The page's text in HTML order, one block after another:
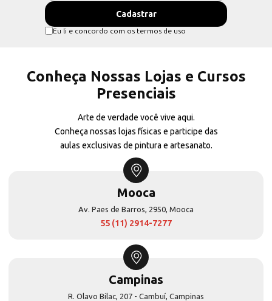
Eu li e concordo com os termos de uso
Conheça Nossas Lojas e Cursos
Presenciais
Arte de verdade você vive aqui.
Conheça nossas lojas físicas e participe das
aulas exclusivas de pintura e artesanato.
Mooca
Av. Paes de Barros, 2950, Mooca
55 (11) 2914-7277
Campinas
R. Olavo Bilac, 207 - Cambuí, Campinas